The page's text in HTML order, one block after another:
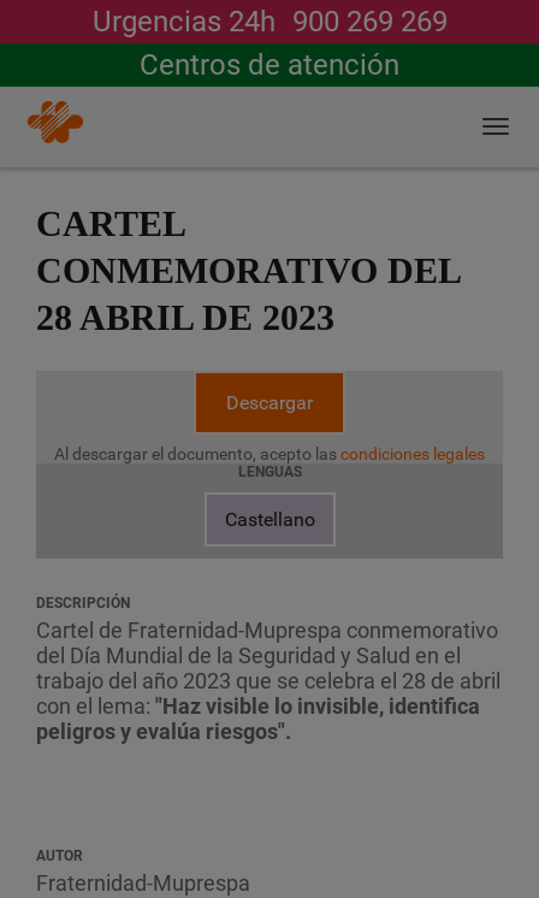
contenido
Urgencias 24h 900 269 269
Centros de atención
Buscar
CARTEL
CONMEMORATIVO DEL
28 ABRIL DE 2023
Descargar
Al descargar el documento, acepto lascondiciones legales
LENGUAS
Castellano
DESCRIPCIÓN
Cartel de Fraternidad-Muprespa conmemorativo
del Día Mundial de la Seguridad y Salud en el
trabajo del año 2023 que se celebra el 28 de abril
con el lema: "Haz visible lo invisible, identifica
peligros y evalúa riesgos".
AUTOR
Fraternidad-Muprespa